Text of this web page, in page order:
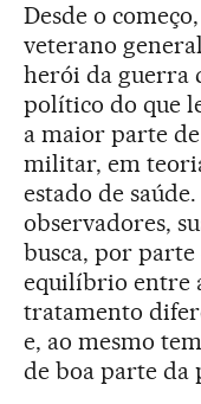
Desde o
veterano
herói da guerra
político do que
a maior parte
militar, em
estado de
observadores,
busca, por
equilíbrio entre
tratamento
e, ao mesmo
de boa parte da